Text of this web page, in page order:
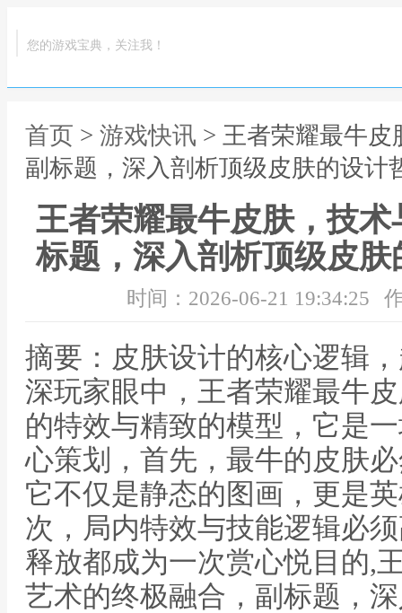
您的游戏宝典，关注我！
首页 > 游戏快讯 > 王者荣耀最牛
副标题，深入剖析顶级皮肤的设计
王者荣耀最牛皮肤，技
标题，深入剖析顶级皮
时间：2026-06-21 19:34:25
摘要：皮肤设计的核心逻辑
深玩家眼中，王者荣耀最牛
的特效与精致的模型，它是
心策划，首先，最牛的皮肤
它不仅是静态的图画，更是
次，局内特效与技能逻辑必
释放都成为一次赏心悦目的,
艺术的终极融合，副标题，